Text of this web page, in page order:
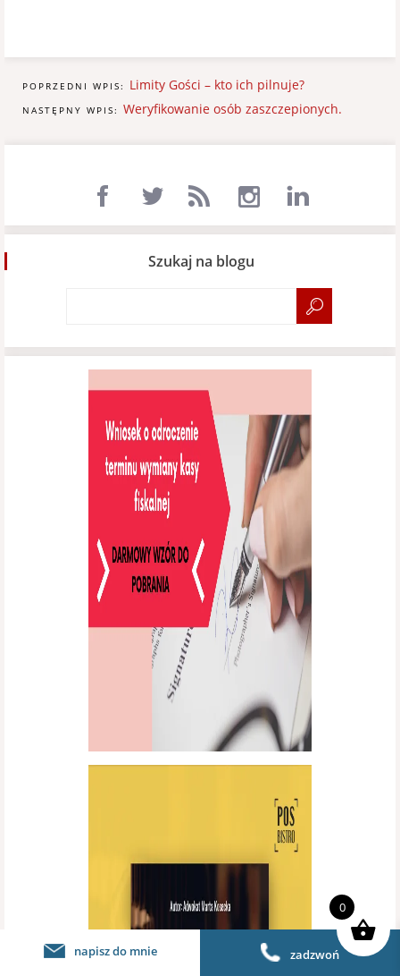
POPRZEDNI WPIS: Limity Gości – kto ich pilnuje?
NASTĘPNY WPIS: Weryfikowanie osób zaszczepionych.
Szukaj na blogu
napisz do mnie zadzwoń
0